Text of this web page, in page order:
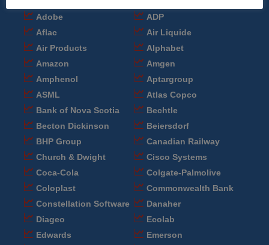
Adobe
ADP
Aflac
Air Liquide
Air Products
Alphabet
Amazon
Amgen
Amphenol
Aptargroup
ASML
Atlas Copco
Bank of Nova Scotia
Bechtle
Becton Dickinson
Beiersdorf
BHP Group
Canadian Railway
Church & Dwight
Cisco Systems
Coca-Cola
Colgate-Palmolive
Coloplast
Commonwealth Bank
Constellation Software
Danaher
Diageo
Ecolab
Edwards
Emerson